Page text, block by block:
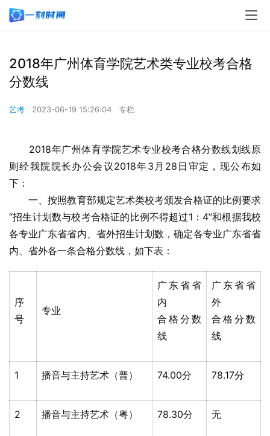
2018年广州体育学院艺术类专业校考合格
分数线
艺考 2023-06-19 15:26:04 专栏
2018年广州体育学院艺术专业校考合格分数线划线原
则经我院院长办公会议2018年3月28日审定，现公布如
下：
一、按照教育部规定艺术类校考颁发合格证的比例要求
“招生计划数与校考合格证的比例不得超过1：4”和根据我校
各专业广东省省内、省外招生计划数，确定各专业广东省省
内、省外各一条合格分数线，如下表：
序
号
专业
广东省省
内
合格分数
线
广东省省
外
合格分数
线
1 播音与主持艺术（普） 74.00分 78.17分
2 播音与主持艺术（粤） 78.30分 无